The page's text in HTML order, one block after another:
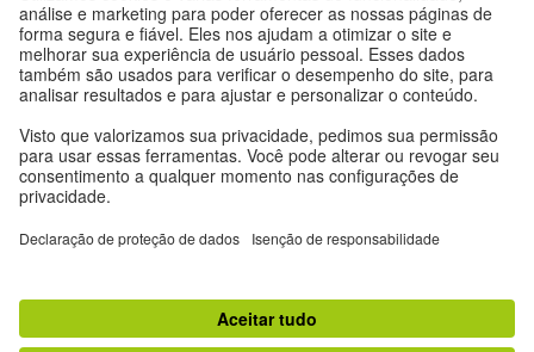
Expediente
Proteção de dados
Termos de uso
Proteção de dados
Outras publicações do Goethe-Institut
Gegenüber
Ruya